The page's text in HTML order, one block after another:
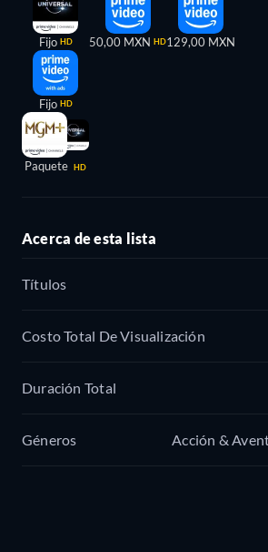
Fijo HD
Fijo HD
Paquete HD
50,00 MXN HD129,00 MXN
Acerca de esta lista
Títulos
Costo Total De Visualización
Duración Total
Géneros Acción &